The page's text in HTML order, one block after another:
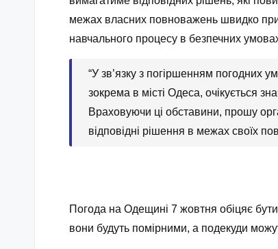
межах власних повноважень швидко
навчального процесу в безпечних
“У зв’язку з погіршенням погодних
зокрема в місті Одеса, очікується
Враховуючи ці обставини, прошу
відповідні рішення в межах своїх
Погода на Одещині 7 жовтня обіцяє
вони будуть помірними, а подекуди